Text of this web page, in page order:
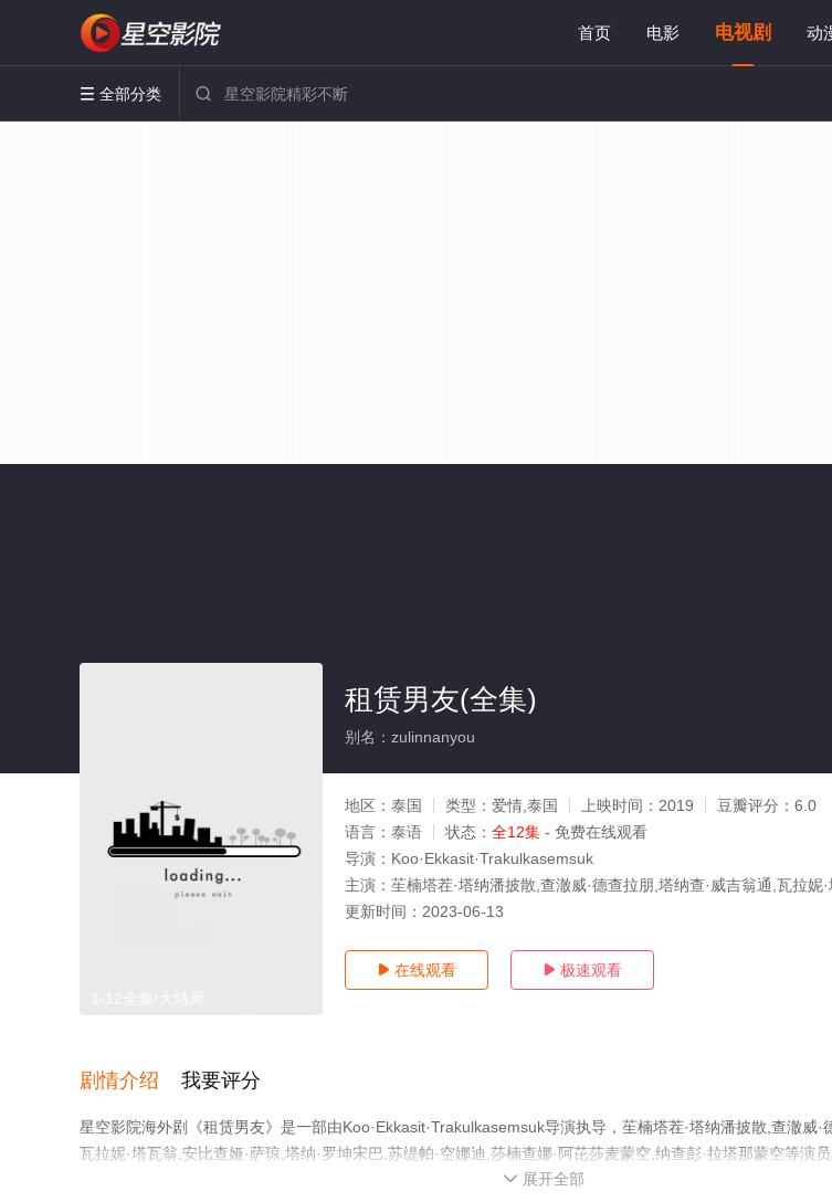
首页 电影 电视剧 动
 全部分类 
租赁男友(全集)
别名：zulinnanyou
地区： 泰国 类型： 爱情,泰国 上映时间： 2019 豆瓣评分： 6.0
语言： 泰语 状态： 全12集 - 免费在线观看
导演： Koo·Ekkasit·Trakulkasemsuk
主演： 苼楠塔茬·塔纳潘披散,查澈威·德查拉朋,塔纳查·威吉翁通,瓦拉
更新时间： 2023-06-13
 在线观看  极速观看
剧情介绍 我要评分
星空影院海外剧《租赁男友》是一部由Koo·Ekkasit·Trakulkasemsuk导演执导，苼楠塔茬·塔纳潘披散,查澈威·
瓦拉妮·塔瓦翁,安比查娅·萨琼,塔纳·罗坤宋巴,苏缇帕·空娜迪,莎楠查娜·阿芘莎麦蒙空,纳查彭·拉塔那蒙空等演
大结局剧情已揭晓（1-12全集），手机免费在线观看高清无删减完整版电视剧全集就上星空电影网，更多相关
 展开全部